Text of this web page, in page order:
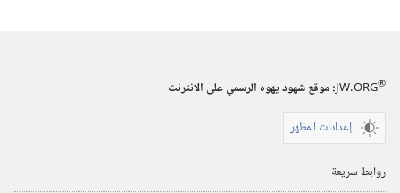
JW.ORG®
:‏ موقع شهود يهوه الرسمي على الانترنت
إعدادات المظهر
روابط سريعة